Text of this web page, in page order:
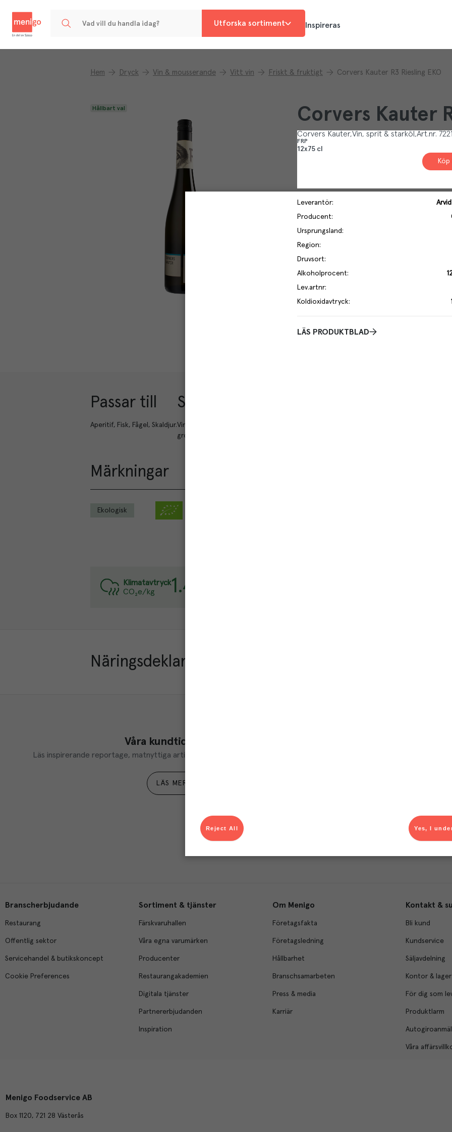
Utforska sortiment Inspireras
Hem Dryck Vin & mousserande Vitt vin Friskt & fruktigt Corvers Kauter R3 Riesling EKO
Corvers Kauter
Corvers Kauter Vin, sprit & starköl Art.nr.
FRP
12x75 cl
Köp
Leverantör:
Producent:
Ursprungsland :
Region:
Druvsort:
Alkoholprocent:
Lev.artnr:
Koldioxidavtryck:
LÄS PRODUKTBLAD
Hållbart val
Passar till
Aperitif, Fisk, Fågel, Skaldjur.
Smakbeskrivning
Vinet är torrt med en frisk syra och viss fruktsötma med inslag av citrus,
gröna äpplen.
Märkningar
Ekologisk
Klimatavtryck
CO₂e/kg
1.4
Varje kilo av varan påverkar klimatet motsvarande utsläppen av 1.4
Näringsdeklaration
Våra kundtidningar
Läs inspirerande reportage, matnyttiga artiklar och ta del av aktuella kampanjer.
LÄS MER
Du som är Menigo-
Branscherbjudande
Restaurang
Offentlig sektor
Servicehandel & butikskoncept
Cookie Preferences
Sortiment & tjänster
Färskvaruhallen
Våra egna varumärken
Producenter
Restaurangakademien
Digitala tjänster
Partnererbjudanden
Inspiration
Om Menigo
Företagsfakta
Företagsledning
Hållbarhet
Branschsamarbeten
Press & media
Karriär
Kontakt &
Bli kund
Kundservice
Säljavdelning
Kontor & lager
För dig som
Produktlarm
Våra
Menigo Foodservice AB
Box 1120, 721 28 Västerås
Yes, I
Reject All